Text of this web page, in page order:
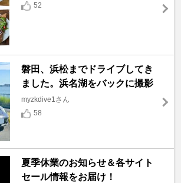
52
磐田、浜松までドライブしてき
ました。浜名湖をバックに撮影
myzkdive1さん
58
夏季休業のお知らせ＆各サイト
セール情報をお届け！